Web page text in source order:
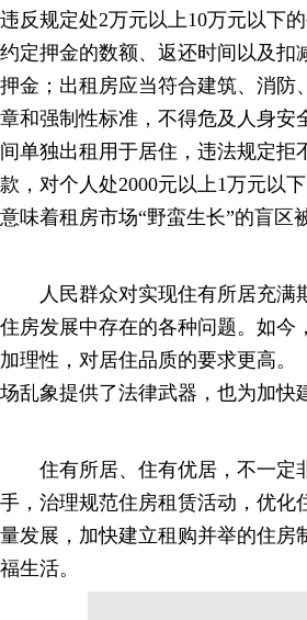
违反规定处2万元以上10万元以下
约定押金的数额、返还时间以及扣
押金；出租房应当符合建筑、消防
章和强制性标准，不得危及人身安
间单独出租用于居住，违法规定拒
款，对个人处2000元以上1万元
意味着租房市场“野蛮生长”的盲区
人民群众对实现住有所居充满
住房发展中存在的各种问题。如今
加理性，对居住品质的要求更高
场乱象提供了法律武器，也为加快
住有所居、住有优居，不一定
手，治理规范住房租赁活动，优化
量发展，加快建立租购并举的住房
福生活。